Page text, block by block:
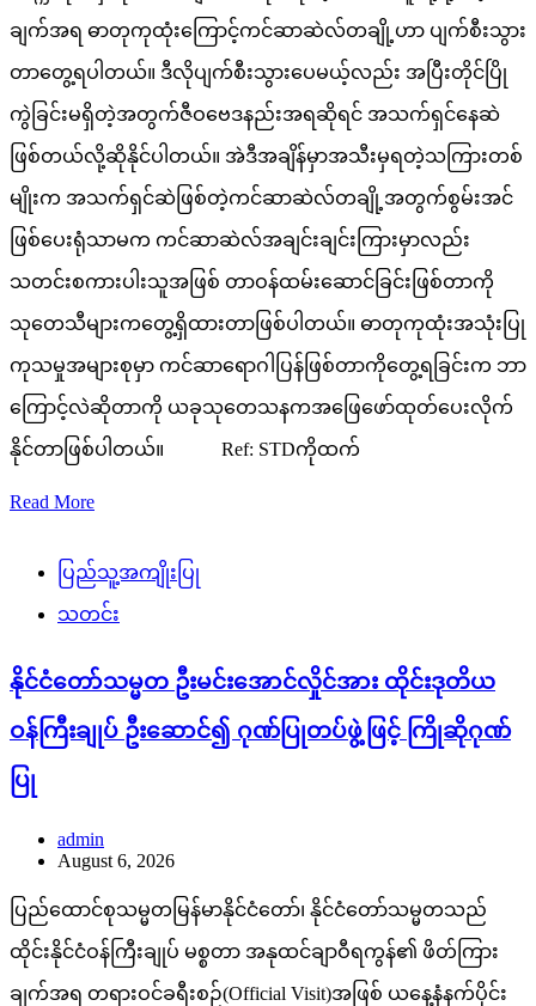
ချက်အရ ဓာတုကုထုံးကြောင့်ကင်ဆာဆဲလ်တချို့ဟာ ပျက်စီးသွား
တာတွေ့ရပါတယ်။ ဒီလိုပျက်စီးသွားပေမယ့်လည်း အပြီးတိုင်ပြို
ကွဲခြင်းမရှိတဲ့အတွက်ဇီဝဗေဒနည်းအရဆိုရင် အသက်ရှင်နေဆဲ
ဖြစ်တယ်လို့ဆိုနိုင်ပါတယ်။ အဲဒီအချိန်မှာအသီးမှရတဲ့သကြားတစ်
မျိုးက အသက်ရှင်ဆဲဖြစ်တဲ့ကင်ဆာဆဲလ်တချို့အတွက်စွမ်းအင်
ဖြစ်ပေးရုံသာမက ကင်ဆာဆဲလ်အချင်းချင်းကြားမှာလည်း
သတင်းစကားပါးသူအဖြစ် တာဝန်ထမ်းဆောင်ခြင်းဖြစ်တာကို
သုတေသီများကတွေ့ရှိထားတာဖြစ်ပါတယ်။ ဓာတုကုထုံးအသုံးပြု
ကုသမှုအများစုမှာ ကင်ဆာရောဂါပြန်ဖြစ်တာကိုတွေ့ရခြင်းက ဘာ
ကြောင့်လဲဆိုတာကို ယခုသုတေသနကအဖြေဖော်ထုတ်ပေးလိုက်
နိုင်တာဖြစ်ပါတယ်။ Ref: STDကိုထက်
Read More
ပြည်သူ့အကျိုးပြု
သတင်း
နိုင်ငံတော်သမ္မတ ဦးမင်းအောင်လှိုင်အား ထိုင်းဒုတိယ
ဝန်ကြီးချုပ် ဦးဆောင်၍ ဂုဏ်ပြုတပ်ဖွဲ့ဖြင့် ကြိုဆိုဂုဏ်
ပြု
admin
August 6, 2026
ပြည်ထောင်စုသမ္မတမြန်မာနိုင်ငံတော်၊ နိုင်ငံတော်သမ္မတသည်
ထိုင်းနိုင်ငံဝန်ကြီးချုပ် မစ္စတာ အနုထင်ချာဝီရကွန်၏ ဖိတ်ကြား
ချက်အရ တရားဝင်ခရီးစဉ်(Official Visit)အဖြစ် ယနေ့နံနက်ပိုင်း